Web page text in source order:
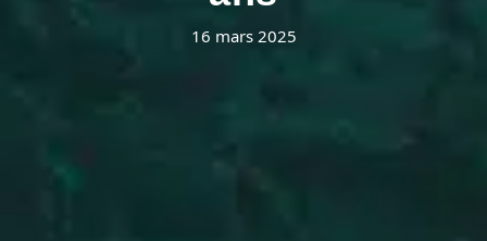
16 mars 2025